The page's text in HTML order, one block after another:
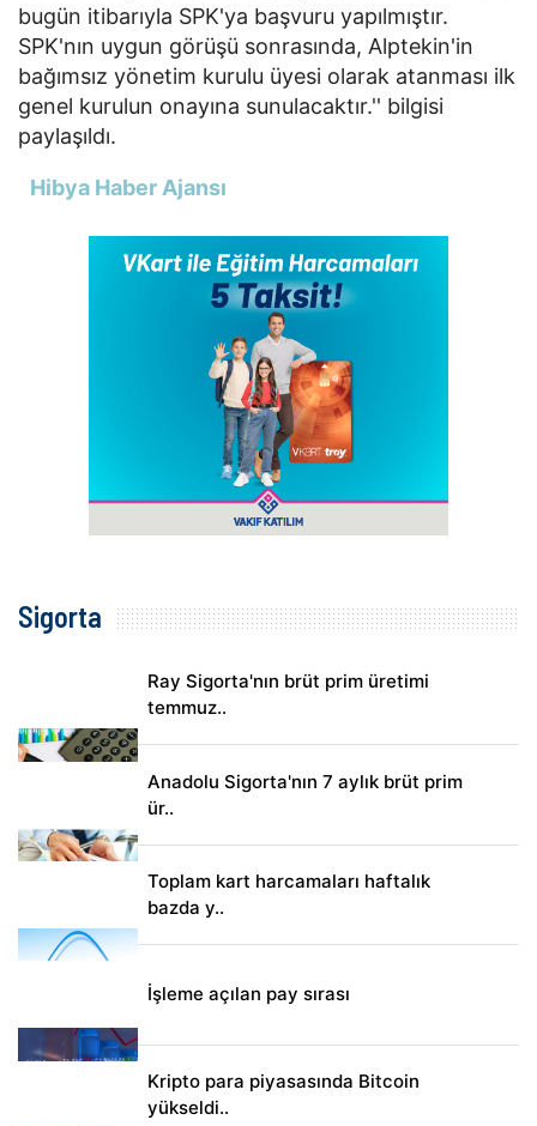
bugün itibarıyla SPK'ya başvuru yapılmıştır.
SPK'nın uygun görüşü sonrasında, Alptekin'in
bağımsız yönetim kurulu üyesi olarak atanması ilk
genel kurulun onayına sunulacaktır.'' bilgisi
paylaşıldı.
Hibya Haber Ajansı
Sigorta
Ray Sigorta'nın brüt prim üretimi
temmuz..
Anadolu Sigorta'nın 7 aylık brüt prim
ür..
Toplam kart harcamaları haftalık
bazda y..
İşleme açılan pay sırası
Kripto para piyasasında Bitcoin
yükseldi..